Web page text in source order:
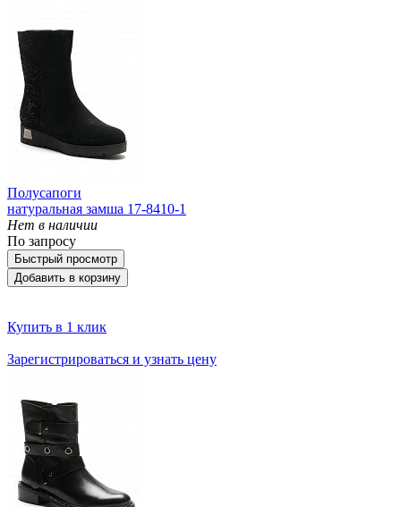
Полусапоги
натуральная замша 17-8410-1
Нет в наличии
По запросу
Быстрый просмотр
Добавить в корзину
Купить в 1 клик
Зарегистрироваться и узнать цену